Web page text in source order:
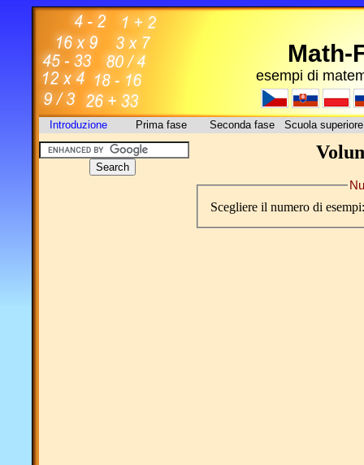
Math-
esempi di
Introduzione Prima fase Seconda fase Scuola superiore
Scegliere il numero di